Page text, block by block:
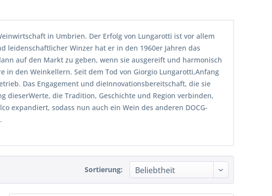
in Umbrien. Der Erfolg von Lungarotti ist vor allem
leidenschaftlicher Winzer hat er in den 1960er Jahren das
auf den Markt zu geben, wenn sie ausgereift und harmonisch
den Weinkellern. Seit dem Tod von Giorgio Lungarotti,Anfang
Das Engagement und dieInnovationsbereitschaft, die sie
dieserWerte, die Tradition, Geschichte und Region verbinden,
expandiert, sodass nun auch ein Wein des anderen DOCG-
Sortierung: